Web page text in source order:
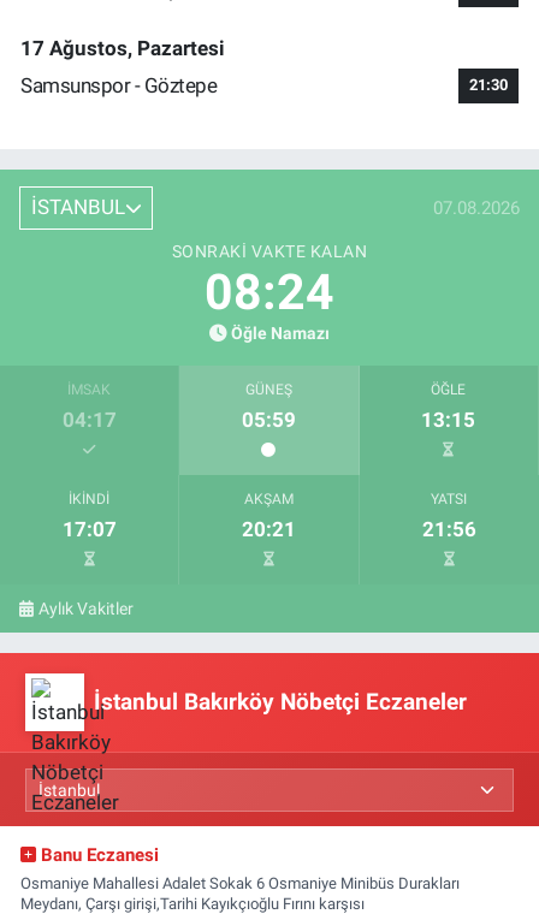
17 Ağustos, Pazartesi
Samsunspor - Göztepe
21:30
İSTANBUL 07.08.2026
SONRAKI VAKTE KALAN
08:23
Öğle Namazı
İMSAK
04:17
GÜNEŞ
05:59
ÖĞLE
13:15
İKINDI
17:07
AKŞAM
20:21
YATSI
21:56
Aylık Vakitler
İstanbul Bakırköy Nöbetçi Eczaneler
Banu Eczanesi
Osmaniye Mahallesi Adalet Sokak 6 Osmaniye Minibüs Durakları
Meydanı, Çarşı girişi,Tarihi Kayıkçıoğlu Fırını karşısı